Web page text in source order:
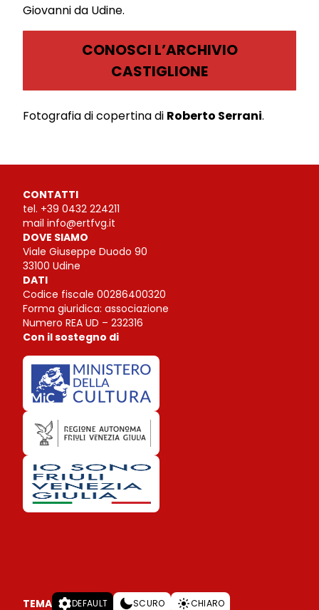
Giovanni da Udine.
CONOSCI L’ARCHIVIO
CASTIGLIONE
Fotografia di copertina di Roberto Serrani.
CONTATTI
tel. +39 0432 224211
mail info@ertfvg.it
DOVE SIAMO
Viale Giuseppe Duodo 90
33100 Udine
DATI
Codice fiscale 00286400320
Forma giuridica: associazione
Numero REA UD – 232316
Con il sostegno di
TEMA DEFAULT SCURO CHIARO